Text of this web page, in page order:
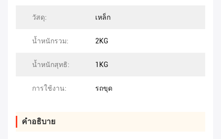
วัสดุ: เหล็ก
น้ำหนักรวม: 2KG
น้ำหนักสุทธิ: 1KG
การใช้งาน: รถขุด
คําอธิบาย